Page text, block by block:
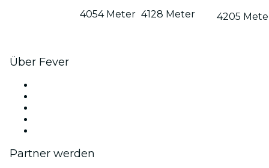
4054 Meter 4128 Meter
4205
Über Fever
Partner werden